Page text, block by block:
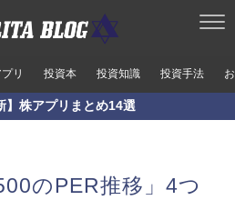
リ 投資本 投資知識 投資手法
】株アプリまとめ14選
のPER推移」4つ